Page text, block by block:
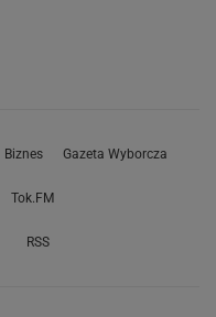
Biznes Gazeta Wyborcza
Tok.FM
RSS